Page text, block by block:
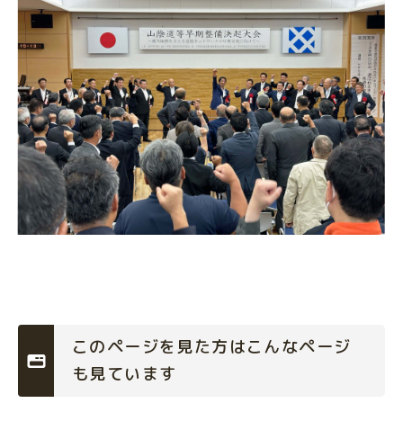
このページを見た方はこんなページ
も見ています